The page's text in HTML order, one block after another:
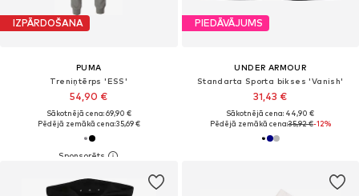
IZPĀRDOŠANA
PUMA
Treniņtērps 'ESS'
54,90 €
Sākotnējā cena: 69,90 €
Pēdējā zemākā cena:35,69 €
PIEDĀVĀJUMS
UNDER ARMOUR
Standarta Sporta bikses 'Vanish'
31,43 €
Sākotnējā cena: 44,90 €
Pēdējā zemākā cena:35,92 €-12%